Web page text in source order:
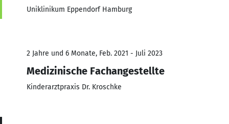
Uniklinikum Eppendorf Hamburg
2 Jahre und 6 Monate, Feb. 2021 - Juli 2023
Medizinische Fachangestellte
Kinderarztpraxis Dr. Kroschke